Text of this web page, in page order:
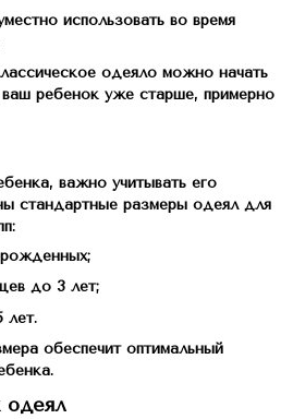
использовать во время
одеяло можно начать
ваш ребенок уже старше, примерно
важно учитывать его
стандартные размеры одеял для
до 3 лет;
лет.
обеспечит оптимальный
одеял